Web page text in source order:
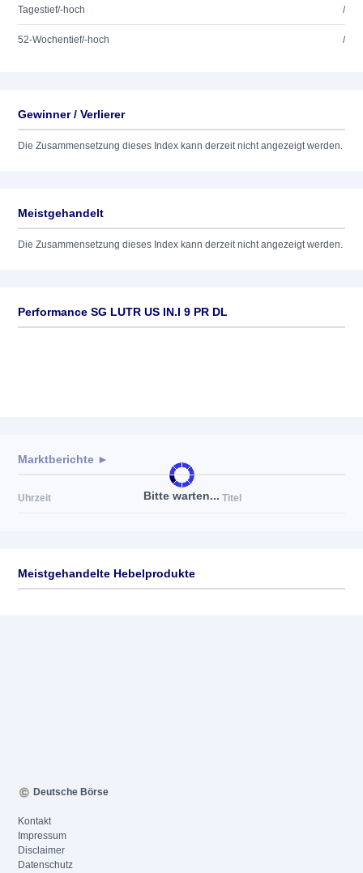
Tagestief/-hoch /
52-Wochentief/-hoch /
Gewinner / Verlierer
Die Zusammensetzung dieses Index kann derzeit nicht angezeigt werden.
Meistgehandelt
Die Zusammensetzung dieses Index kann derzeit nicht angezeigt werden.
Performance SG LUTR US IN.I 9 PR DL
Bitte warten...
Marktberichte ►
Uhrzeit Titel
Meistgehandelte Hebelprodukte
Deutsche Börse
Kontakt
Impressum
Disclaimer
Datenschutz